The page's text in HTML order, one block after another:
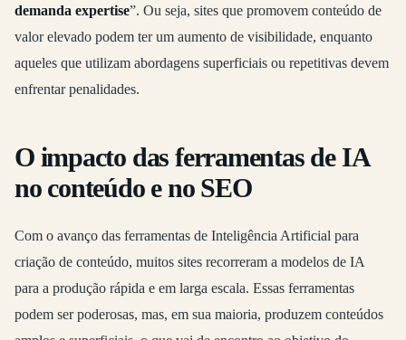
demanda expertise”. Ou seja, sites que promovem conteúdo de
valor elevado podem ter um aumento de visibilidade, enquanto
aqueles que utilizam abordagens superficiais ou repetitivas devem
enfrentar penalidades.
O impacto das ferramentas de IA
no conteúdo e no SEO
Com o avanço das ferramentas de Inteligência Artificial para
criação de conteúdo, muitos sites recorreram a modelos de IA
para a produção rápida e em larga escala. Essas ferramentas
podem ser poderosas, mas, em sua maioria, produzem conteúdos